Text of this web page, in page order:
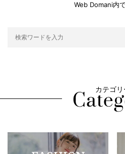
Web Domani内
カテゴリ